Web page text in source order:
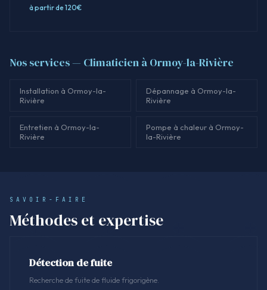
à partir de 120€
Nos services — Climaticien à Ormoy-la-Rivière
Installation à Ormoy-la-
Rivière
Dépannage à Ormoy-la-
Rivière
Entretien à Ormoy-la-
Rivière
Pompe à chaleur à Ormoy-
la-Rivière
SAVOIR-FAIRE
Méthodes et expertise
Détection de fuite
Recherche de fuite de fluide frigorigène.